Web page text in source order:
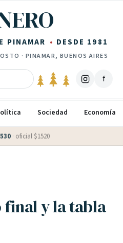
PINAMAR DESDE 1981
· PINAMAR, BUENOS AIRES
f
Sociedad Economía
· oficial $1520
y la tabla